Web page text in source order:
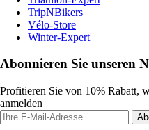
TripNBikers
Vélo-Store
Winter-Expert
Abonnieren Sie unseren
Profitieren Sie von 10% Rabatt,
anmelden